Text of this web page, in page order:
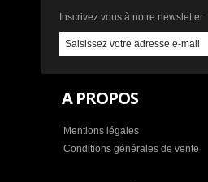
Inscrivez vous à notre newsletter
A PROPOS
Mentions légales
Conditions générales de vente